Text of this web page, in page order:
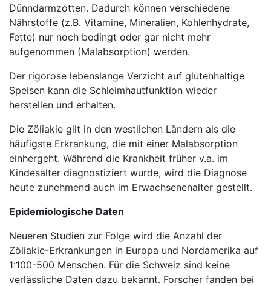
Dünndarmzotten. Dadurch können verschiedene
Nährstoffe (z.B. Vitamine, Mineralien, Kohlenhydrate,
Fette) nur noch bedingt oder gar nicht mehr
aufgenommen (Malabsorption) werden.
Der rigorose lebenslange Verzicht auf glutenhaltige
Speisen kann die Schleimhautfunktion wieder
herstellen und erhalten.
Die Zöliakie gilt in den westlichen Ländern als die
häufigste Erkrankung, die mit einer Malabsorption
einhergeht. Während die Krankheit früher v.a. im
Kindesalter diagnostiziert wurde, wird die Diagnose
heute zunehmend auch im Erwachsenenalter gestellt.
Epidemiologische Daten
Neueren Studien zur Folge wird die Anzahl der
Zöliakie-Erkrankungen in Europa und Nordamerika auf
1:100-500 Menschen. Für die Schweiz sind keine
verlässliche Daten dazu bekannt. Forscher fanden bei